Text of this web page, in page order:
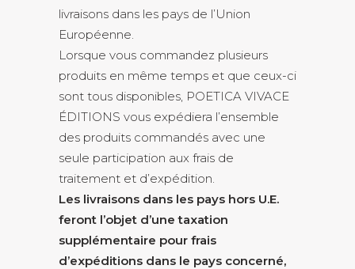
livraisons dans les pays de l’Union
Européenne.
Lorsque vous commandez plusieurs
produits en même temps et que ceux-ci
sont tous disponibles, POETICA VIVACE
ÉDITIONS vous expédiera l’ensemble
des produits commandés avec une
seule participation aux frais de
traitement et d’expédition.
Les livraisons dans les pays hors U.E.
feront l’objet d’une taxation
supplémentaire pour frais
d’expéditions dans le pays concerné,